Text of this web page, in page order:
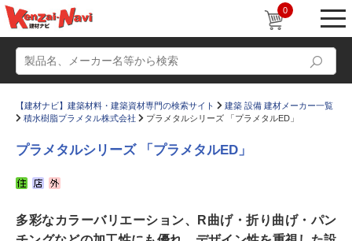
0
かたなび コラム
【建材ナビ】建築材料・建築資材専門の検索サイト
建築 設備 建材メーカー一覧
積水樹脂プラメタル株式会社
プラメタルシリーズ 「プラメタルED」
プラメタルシリーズ 「プラメタルED」
多彩なカラーバリエーション、R曲げ・折り曲げ・パン